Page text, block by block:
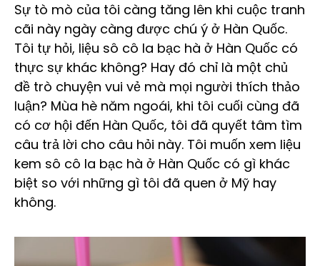
Sự tò mò của tôi càng tăng lên khi cuộc tranh
cãi này ngày càng được chú ý ở Hàn Quốc.
Tôi tự hỏi, liệu sô cô la bạc hà ở Hàn Quốc có
thực sự khác không? Hay đó chỉ là một chủ
đề trò chuyện vui vẻ mà mọi người thích thảo
luận? Mùa hè năm ngoái, khi tôi cuối cùng đã
có cơ hội đến Hàn Quốc, tôi đã quyết tâm tìm
câu trả lời cho câu hỏi này. Tôi muốn xem liệu
kem sô cô la bạc hà ở Hàn Quốc có gì khác
biệt so với những gì tôi đã quen ở Mỹ hay
không.